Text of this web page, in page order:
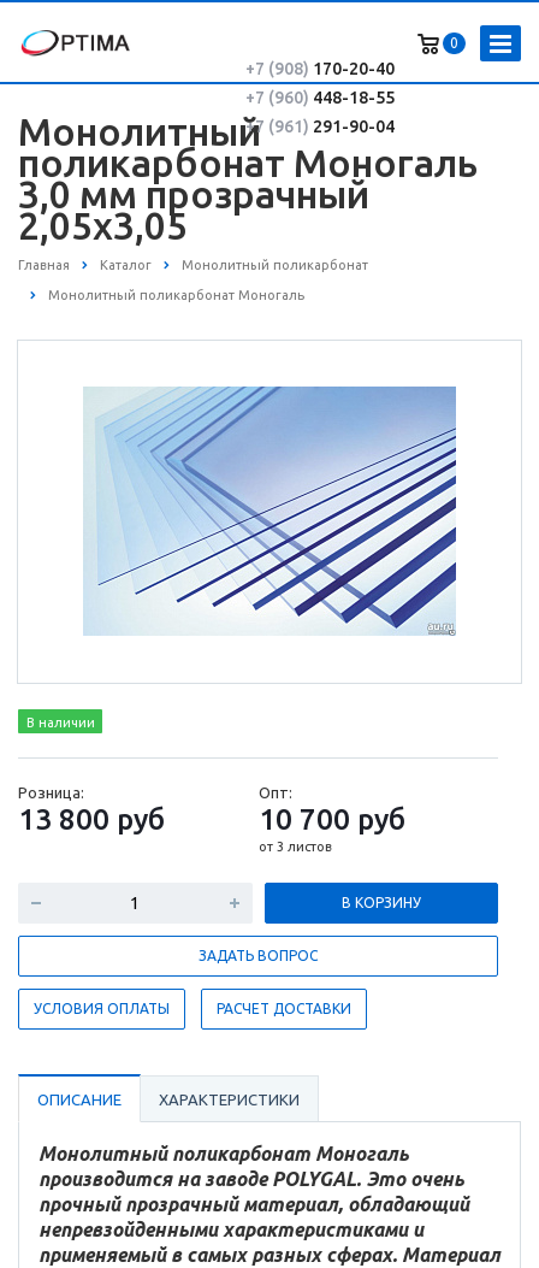
0
+7 (908) 170-20-40
+7 (960) 448-18-55
+7 (961) 291-90-04
Монолитный
поликарбонат Моногаль
3,0 мм прозрачный
2,05х3,05
Главная Каталог Монолитный поликарбонат
Монолитный поликарбонат Моногаль
В наличии
Розница:
13 800 руб
Опт:
10 700 руб
от 3 листов
В КОРЗИНУ
ЗАДАТЬ ВОПРОС
УСЛОВИЯ ОПЛАТЫ РАСЧЕТ ДОСТАВКИ
ОПИСАНИЕ ХАРАКТЕРИСТИКИ
Монолитный поликарбонат Моногаль
производится на заводе POLYGAL. Это очень
прочный прозрачный материал, обладающий
непревзойденными характеристиками и
применяемый в самых разных сферах. Материал